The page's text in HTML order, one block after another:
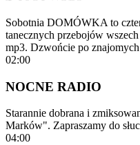
Sobotnia DOMÓWKA to
tanecznych przebojów
mp3. Dzwońcie po
02:00
NOCNE RADIO
Starannie dobrana i
Marków". Zapraszamy do
04:00